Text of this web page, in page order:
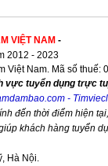
VIỆT NAM -
2012 - 2023
Việt Nam. Mã số thuế:
vực tuyển dụng trực
-
đến thời điểm hiện tại,
khách hàng tuyển
Hà Nội.